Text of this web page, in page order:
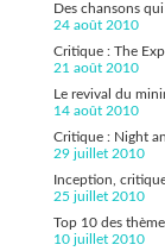
Des chansons
24 août 2010
Critique : The
21 août 2010
Le revival du
14 août 2010
Critique : Night
29 juillet 2010
Inception,
25 juillet 2010
Top 10 des
10 juillet 2010